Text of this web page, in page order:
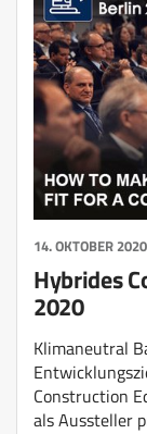
14. OKTOBER 2020
Hybrides
2020
Klimaneutral
Construction
als Aussteller